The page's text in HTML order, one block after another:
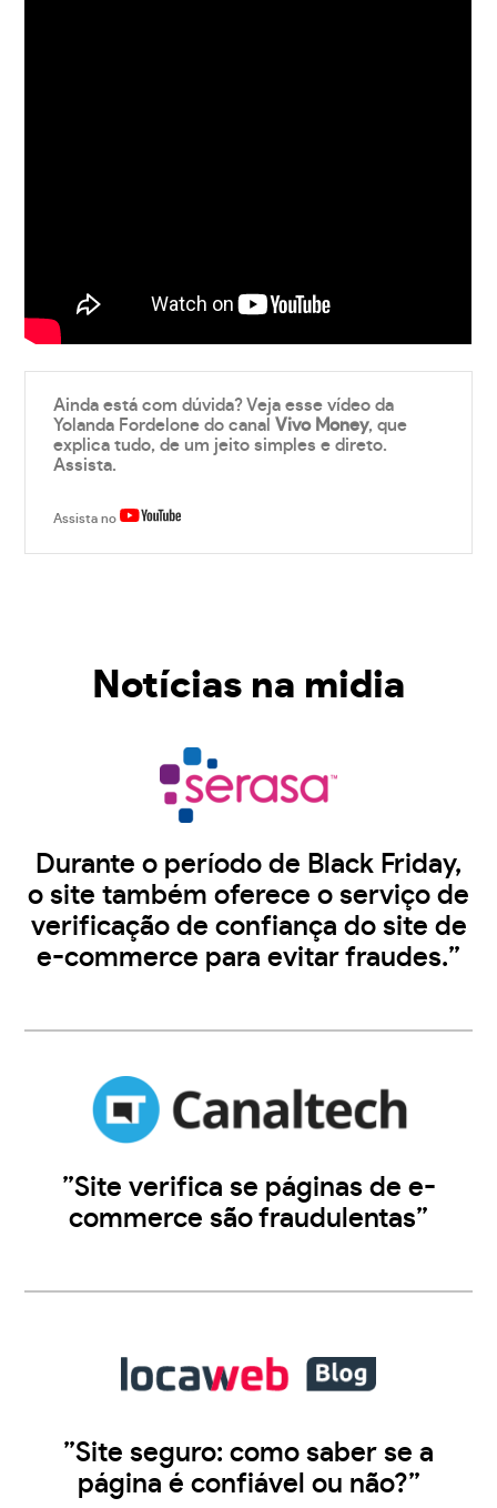
Ainda está com dúvida? Veja esse vídeo da
Yolanda Fordelone do canalVivo Money, que
explica tudo, de um jeito simples e direto.
Assista.
Assista no
Notícias na midia
Durante o período de Black Friday,
o site também oferece o serviço de
verificação de confiança do site de
e-commerce para evitar fraudes.”
”Site verifica se páginas de e-
commerce são fraudulentas”
”Site seguro: como saber se a
página é confiável ou não?”